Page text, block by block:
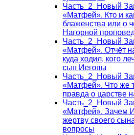
Часть_2_Новый
«Матфей». Кто и
блаженства или о
Нагорной
Часть_2_Новый
«Матфей». Отчёт
куда ходил, кого
сын Иеговы
Часть_2_Новый
«Матфей». Что же
правда о царстве
Часть_2_Новый
«Матфей». Зачем
жертву своего
вопросы